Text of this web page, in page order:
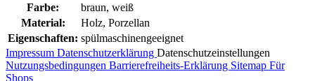
Farbe:
braun, weiß
Material:
Holz, Porzellan
Eigenschaften: spülmaschinengeeignet
Impressum Datenschutzerklärung Datenschutzeinstellungen
Nutzungsbedingungen Barrierefreiheits-Erklärung Sitemap Für
Shops